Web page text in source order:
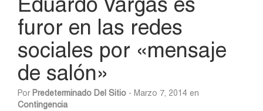
furor en las redes
sociales por «mensaje
de salón»
Por Predeterminado Del Sitio - Marzo 7, 2014 en
Contingencia